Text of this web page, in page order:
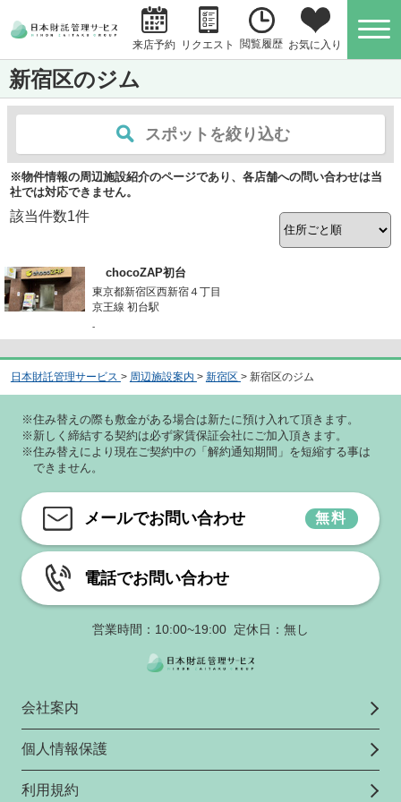
来店予約 リクエスト 閲覧履歴 お気に入り
新宿区のジム
スポットを絞り込む
※物件情報の周辺施設紹介のページであり、各店舗への問い合わせは当
社では対応できません。
該当件数1件
chocoZAP初台
東京都新宿区西新宿４丁目
京王線 初台駅
-
日本財託管理サービス > 周辺施設案内 > 新宿区 > 新宿区のジム
※住み替えの際も敷金がある場合は新たに預け入れて頂きます。
※新しく締結する契約は必ず家賃保証会社にご加入頂きます。
※住み替えにより現在ご契約中の「解約通知期間」を短縮する事は
できません。
メールでお問い合わせ 無料
電話でお問い合わせ
営業時間：10:00~19:00 定休日：無し
会社案内
個人情報保護
利用規約